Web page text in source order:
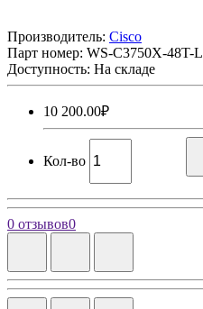
Производитель: Cisco
Парт номер: WS-C3750X-48T-L
Доступность: На складе
10 200.00₽
Кол-во
0 отзывов0